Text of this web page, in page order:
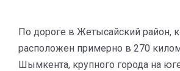
По дороге в Жетысайский район,
расположен примерно в 270
Шымкента, крупного города на